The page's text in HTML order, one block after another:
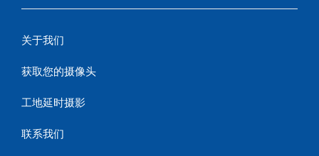
关于我们
获取您的摄像头
工地延时摄影
联系我们